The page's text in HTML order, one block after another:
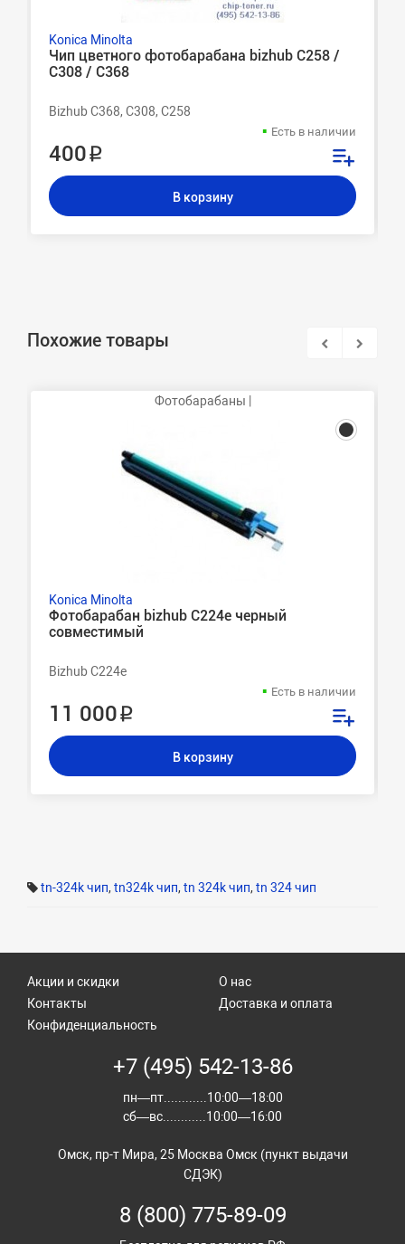
Konica Minolta
Чип цветного фотобарабана bizhub C258 /
C308 / C368
Bizhub C368, C308, C258
Есть в наличии
400 ₽
В корзину
Похожие товары
Фотобарабаны |
Konica Minolta
Фотобарабан bizhub C224e черный
совместимый
Bizhub C224e
Есть в наличии
11 000 ₽
В корзину
tn-324k чип, tn324k чип, tn 324k чип, tn 324 чип
Акции и скидки
Контакты
О нас
Доставка и оплата
Конфиденциальность
+7 (495) 542-13-86
пн—пт............10:00—18:00
сб—вс............10:00—16:00
Омск, пр-т Мира, 25 Москва Омск (пункт выдачи
СДЭК)
8 (800) 775-89-09